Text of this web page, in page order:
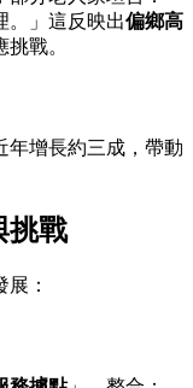
。」這反映出偏鄉高
戰。
年增長約三成，帶動
挑戰
：